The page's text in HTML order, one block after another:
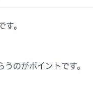
。
のがポイントです。